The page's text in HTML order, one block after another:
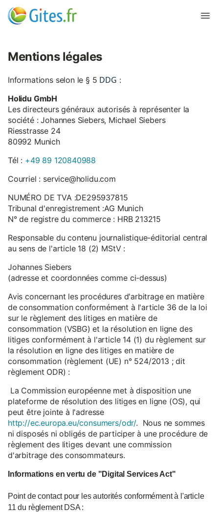
Mentions légales
Informations selon le § 5 DDG :
Holidu GmbH
Les directeurs généraux autorisés à représenter la
société : Johannes Siebers, Michael Siebers
Riesstrasse 24
80992 Munich
Tél : +49 89 120840988
Courriel : service@holidu.com
NUMÉRO DE TVA :DE295937815
Tribunal d'enregistrement :AG Munich
N° de registre du commerce : HRB 213215
Responsable du contenu journalistique-éditorial central
au sens de l'article 18 (2) MStV :
Johannes Siebers
(adresse et coordonnées comme ci-dessus)
Avis concernant les procédures d'arbitrage en matière
de consommation conformément à l'article 36 de la loi
sur le règlement des litiges en matière de
consommation (VSBG) et la résolution en ligne des
litiges conformément à l'article 14 (1) du règlement sur
la résolution en ligne des litiges en matière de
consommation (règlement (UE) n° 524/2013 ; dit
règlement ODR) :
La Commission européenne met à disposition une
plateforme de résolution des litiges en ligne (OS), qui
peut être jointe à l'adresse
http://ec.europa.eu/consumers/odr/. Nous ne sommes
ni disposés ni obligés de participer à une procédure de
règlement des litiges devant une commission
d'arbitrage des consommateurs.
Informations en vertu de "Digital Services Act"
Point de contact pour les autorités conformément à l'article
11 du règlement DSA :